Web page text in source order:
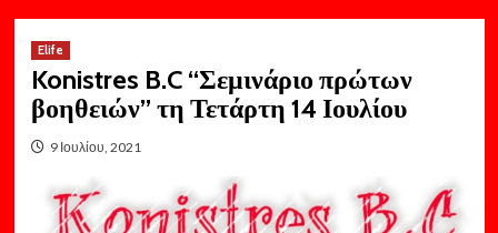
Elife
Konistres B.C “Σεμινάριο πρώτων
βοηθειών” τη Τετάρτη 14 Ιουλίου
9 Ιουλίου, 2021